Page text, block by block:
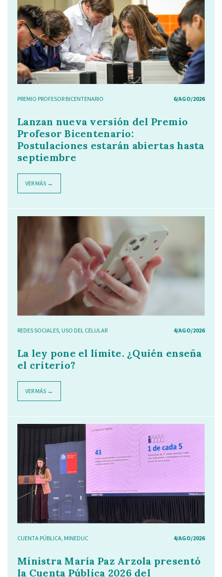
PREMIO PROFESOR BICENTENARIO 6/AGO/2026
Lanzan nueva versión del Premio
Profesor Bicentenario:
Postulaciones estarán abiertas hasta
septiembre
VER MÁS →
REDES SOCIALES, USO DEL CELULAR 4/AGO/2026
La ley pone el límite. ¿Quién enseña
el criterio?
VER MÁS →
CUENTA PÚBLICA, MINEDUC 4/AGO/2026
Ministra María Paz Arzola presentó
la Cuenta Pública 2026 del